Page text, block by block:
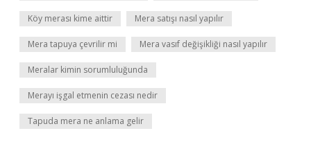
Köy merası kime aittir Mera satışı nasıl yapılır
Mera tapuya çevrilir mi Mera vasıf değişikliği nasıl yapılır
Meralar kimin sorumluluğunda
Merayı işgal etmenin cezası nedir
Tapuda mera ne anlama gelir